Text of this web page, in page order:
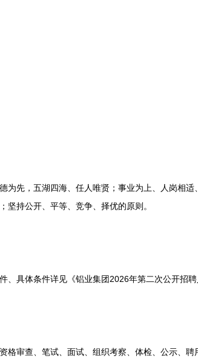
先，五湖四海、任人唯贤；事业为上、人岗相适
坚持公开、平等、竞争、择优的原则。
具体条件详见《铝业集团2026年第二次公开招聘
审查、笔试、面试、组织考察、体检、公示、聘